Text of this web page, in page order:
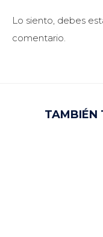
Lo siento, debes
comentario.
TAMBIÉN